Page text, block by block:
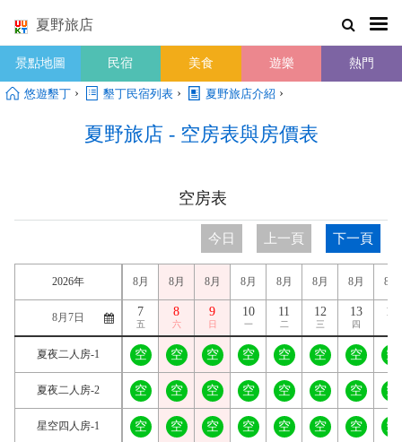
夏野旅店
景點地圖 民宿 美食 遊樂 熱門
悠遊墾丁 › 墾丁民宿列表 › 夏野旅店介紹 ›
夏野旅店 - 空房表與房價表
空房表
今日 上一頁 下一頁
2026年
夏夜二人房-1
夏夜二人房-2
星空四人房-1
8月
7
五
空
空
空
8月
8
六
空
空
空
8月
9
日
空
空
空
8月
10
一
空
空
空
8月
11
二
空
空
空
8月
12
三
空
空
空
8月
13
四
空
空
空
8月
14
空
空
空